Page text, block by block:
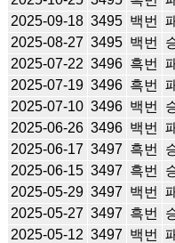
2025-09-18 3495 백번
2025-08-27 3495 백번
2025-07-22 3496 흑번
2025-07-19 3496 흑번
2025-07-10 3496 백번
2025-06-26 3496 백번
2025-06-17 3497 흑번
2025-06-15 3497 흑번
2025-05-29 3497 백번
2025-05-27 3497 흑번
2025-05-12 3497 백번